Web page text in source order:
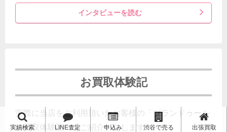
インタビューを読む
お買取体験記
実際に当店をご利用頂いたお客様の「ブランドゥール
お買取体験記」をご紹介いたします！
実績検索 LINE査定 申込み 渋谷で売る 出張買取